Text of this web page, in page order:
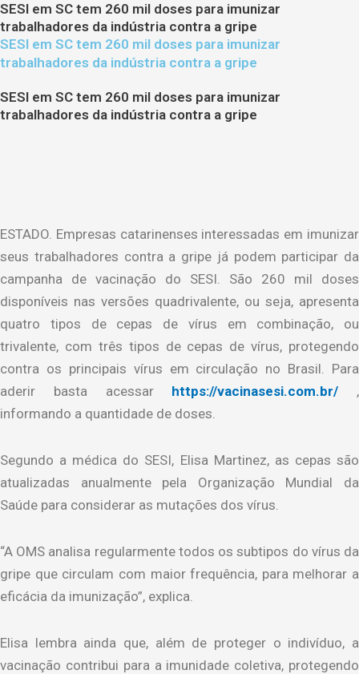
SESI em SC tem 260 mil doses para imunizar
trabalhadores da indústria contra a gripe
SESI em SC tem 260 mil doses para imunizar
trabalhadores da indústria contra a gripe
SESI em SC tem 260 mil doses para imunizar
trabalhadores da indústria contra a gripe
ESTADO. Empresas catarinenses interessadas em imunizar
seus trabalhadores contra a gripe já podem participar da
campanha de vacinação do SESI. São 260 mil doses
disponíveis nas versões quadrivalente, ou seja, apresenta
quatro tipos de cepas de vírus em combinação, ou
trivalente, com três tipos de cepas de vírus, protegendo
contra os principais vírus em circulação no Brasil. Para
aderir basta acessar https://vacinasesi.com.br/ ,
informando a quantidade de doses.
Segundo a médica do SESI, Elisa Martinez, as cepas são
atualizadas anualmente pela Organização Mundial da
Saúde para considerar as mutações dos vírus.
“A OMS analisa regularmente todos os subtipos do vírus da
gripe que circulam com maior frequência, para melhorar a
eficácia da imunização”, explica.
Elisa lembra ainda que, além de proteger o indivíduo, a
vacinação contribui para a imunidade coletiva, protegendo